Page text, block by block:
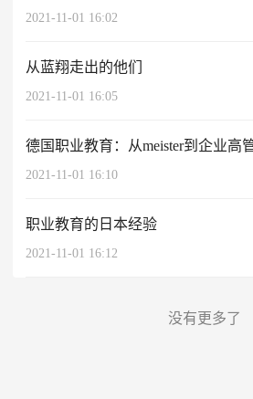
2021-11-01 16:02
从蓝翔走出的他们
2021-11-01 16:05
德国职业教育：从meister到企业高
2021-11-01 16:10
职业教育的日本经验
2021-11-01 16:12
没有更多了